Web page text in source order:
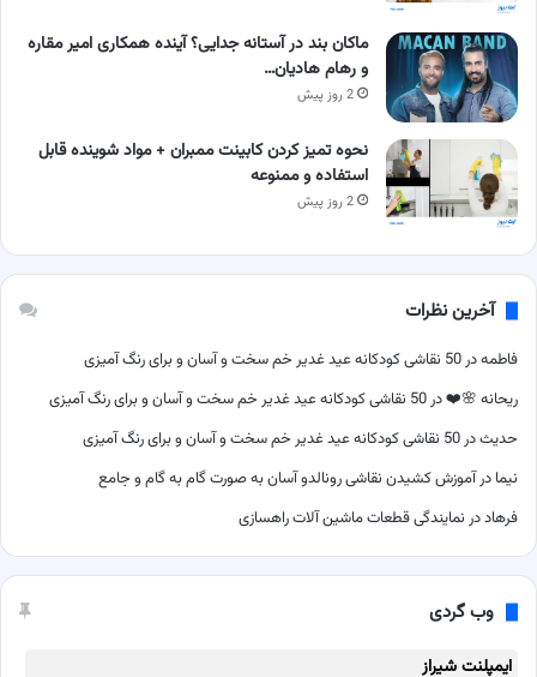
ماکان بند در آستانه جدایی؟ آینده همکاری امیر مقاره
و رهام هادیان…
2 روز پیش
نحوه تمیز کردن کابینت ممبران + مواد شوینده قابل
استفاده و ممنوعه
2 روز پیش
آخرین نظرات
فاطمهدر 50 نقاشی کودکانه عید غدیر خم سخت و آسان و برای رنگ آمیزی
ریحانه 🌸❤️در 50 نقاشی کودکانه عید غدیر خم سخت و آسان و برای رنگ آمیزی
حدیثدر 50 نقاشی کودکانه عید غدیر خم سخت و آسان و برای رنگ آمیزی
نیما درآموزش کشیدن نقاشی رونالدو آسان به صورت گام به گام و جامع
فرهاددر نمایندگی قطعات ماشین آلات راهسازی
وب گردی
ایمپلنت شیراز